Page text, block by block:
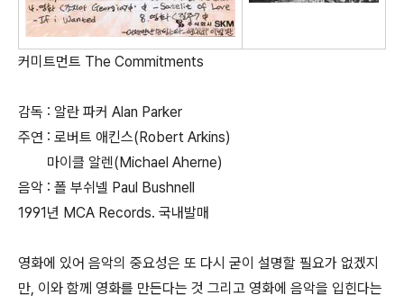
커미트먼트 The Commitments
감독 : 알란 파커 Alan Parker
주연 : 로버트 애킨스(Robert Arkins)
마이클 알렌(Michael Aherne)
음악 : 폴 부쉬넬 Paul Bushnell
1991년 MCA Records. 국내발매
영화에 있어 음악의 중요성은 또 다시 굳이 설명할 필요가 없겠지
만, 이와 함께 영화를 만든다는 것 그리고 영화에 음악을 입힌다는